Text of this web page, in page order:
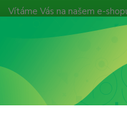
Vítáme Vás na našem e-